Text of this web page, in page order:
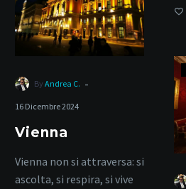
By Andrea C. -
16 Dicembre 2024
Vienna
Vienna non si attraversa: si
ascolta, si respira, si vive